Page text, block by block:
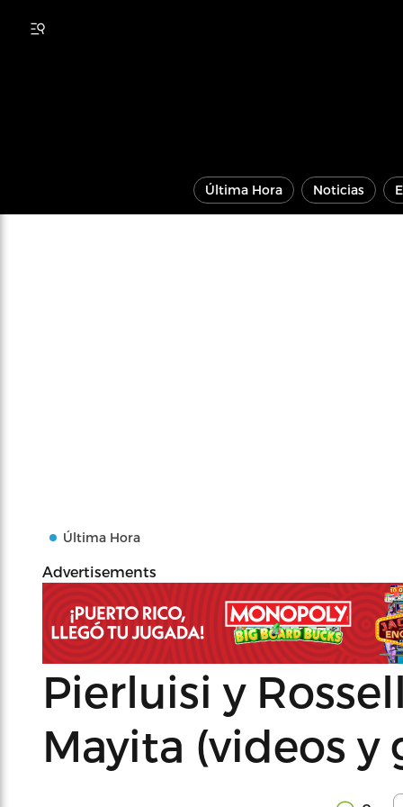
Última Hora Noticias
Última Hora
Advertisements
Pierluisi y
Mayita (videos y